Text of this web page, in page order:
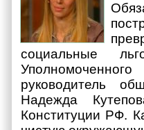
социальные
руководитель
Надежда
Конституции РФ.